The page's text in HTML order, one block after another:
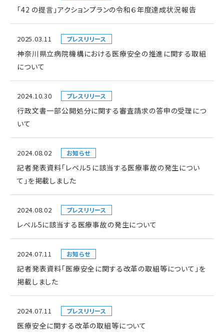
「42 の提言」アクションプランの令和６年度達成状況報告
2025.03.11 プレスリリース
神奈川県立病院機構における医療安全の推進に関する取組
について
2024.10.30 プレスリリース
行政文書一部公開処分に関する審査請求の答申の受理につ
いて
2024.08.02 お知らせ
記者発表資料「レベル５に該当する医療事故の発生につい
て」を掲載しました
2024.08.02 プレスリリース
レベル5に該当する医療事故の発生について
2024.07.11 お知らせ
記者発表資料「医療安全に関する改革の取組等について」を
掲載しました
2024.07.11 プレスリリース
医療安全に関する改革の取組等について